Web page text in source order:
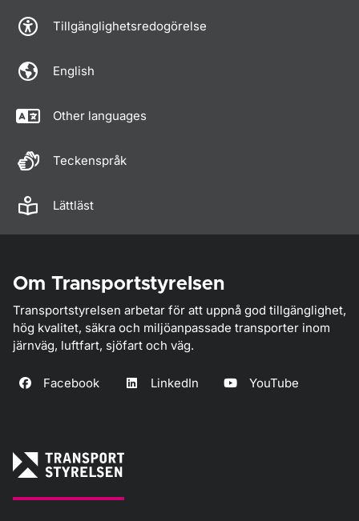
Tillgänglighetsredogörelse
English
Other languages
Teckenspråk
Lättläst
Om Transportstyrelsen
Transportstyrelsen arbetar för att uppnå god tillgänglighet,
hög kvalitet, säkra och miljöanpassade transporter inom
järnväg, luftfart, sjöfart och väg.
Facebook LinkedIn YouTube